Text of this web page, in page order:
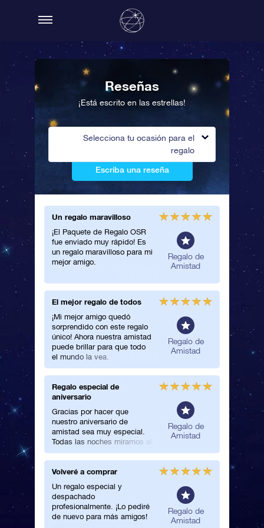
Reseñas
¡Está escrito en las estrellas!
Selecciona tu ocasión para el
regalo
Escriba una reseña
Un regalo maravilloso
¡El Paquete de Regalo OSR
fue enviado muy rápido! Es
un regalo maravilloso para mi
mejor amigo.
Regalo de
Amistad
El mejor regalo de todos
¡Mi mejor amigo quedó
sorprendido con este regalo
único! Ahora nuestra amistad
puede brillar para que todo
el mundo la vea.
Regalo de
Amistad
Regalo especial de
aniversario
Gracias por hacer que
nuestro aniversario de
amistad sea muy especial.
Todas las noches miramos al
cielo para localizar nuestra
estrella.
Regalo de
Amistad
Volveré a comprar
Un regalo especial y
despachado
profesionalmente. ¡Lo pediré
de nuevo para más amigos!
Regalo de
Amistad
Bonito
Le
amigo
estrella
con él.
amiga
tenía
Un
¡Un
regalo
Por